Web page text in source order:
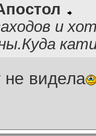
и
видела